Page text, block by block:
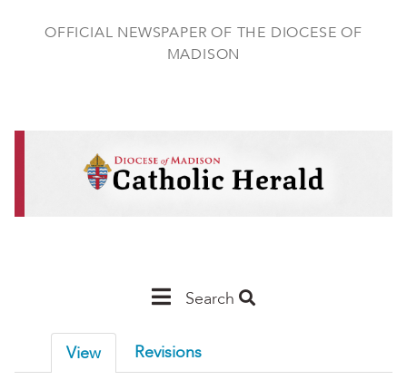
OFFICIAL NEWSPAPER OF THE DIOCESE OF
MADISON
Main
-
Search
View Revisions